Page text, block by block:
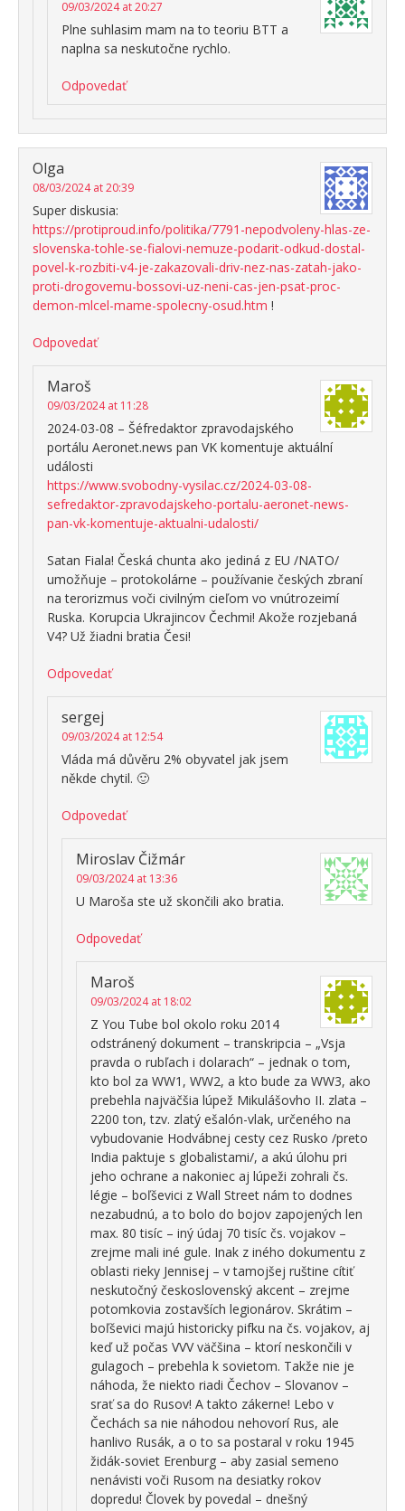
09/03/2024 at 20:27
Plne suhlasim mam na to teoriu BTT a
naplna sa neskutočne rychlo.
Odpovedať
Olga
08/03/2024 at 20:39
Super diskusia:
https://protiproud.info/politika/7791-nepodvoleny-hlas-ze-
slovenska-tohle-se-fialovi-nemuze-podarit-odkud-dostal-
povel-k-rozbiti-v4-je-zakazovali-driv-nez-nas-zatah-jako-
proti-drogovemu-bossovi-uz-neni-cas-jen-psat-proc-
demon-mlcel-mame-spolecny-osud.htm !
Odpovedať
Maroš
09/03/2024 at 11:28
2024-03-08 – Šéfredaktor zpravodajského
portálu Aeronet.news pan VK komentuje aktuální
události
https://www.svobodny-vysilac.cz/2024-03-08-
sefredaktor-zpravodajskeho-portalu-aeronet-news-
pan-vk-komentuje-aktualni-udalosti/
Satan Fiala! Česká chunta ako jediná z EU /NATO/
umožňuje – protokolárne – používanie českých zbraní
na terorizmus voči civilným cieľom vo vnútrozeimí
Ruska. Korupcia Ukrajincov Čechmi! Akože rozjebaná
V4? Už žiadni bratia Česi!
Odpovedať
sergej
09/03/2024 at 12:54
Vláda má důvěru 2% obyvatel jak jsem
někde chytil. 🙂
Odpovedať
Miroslav Čižmár
09/03/2024 at 13:36
U Maroša ste už skončili ako bratia.
Odpovedať
Maroš
09/03/2024 at 18:02
Z You Tube bol okolo roku 2014
odstránený dokument – transkripcia – „Vsja
pravda o rubľach i dolarach“ – jednak o tom,
kto bol za WW1, WW2, a kto bude za WW3, ako
prebehla najväčšia lúpež Mikulášovho II. zlata –
2200 ton, tzv. zlatý ešalón-vlak, určeného na
vybudovanie Hodvábnej cesty cez Rusko /preto
India paktuje s globalistami/, a akú úlohu pri
jeho ochrane a nakoniec aj lúpeži zohrali čs.
légie – boľševici z Wall Street nám to dodnes
nezabudnú, a to bolo do bojov zapojených len
max. 80 tisíc – iný údaj 70 tisíc čs. vojakov –
zrejme mali iné gule. Inak z iného dokumentu z
oblasti rieky Jennisej – v tamojšej ruštine cítiť
neskutočný československý akcent – zrejme
potomkovia zostavších legionárov. Skrátim –
boľševici majú historicky pifku na čs. vojakov, aj
keď už počas VVV väčšina – ktorí neskončili v
gulagoch – prebehla k sovietom. Takže nie je
náhoda, že niekto riadi Čechov – Slovanov –
srať sa do Rusov! A takto zákerne! Lebo v
Čechách sa nie náhodou nehovorí Rus, ale
hanlivo Rusák, a o to sa postaral v roku 1945
židák-soviet Erenburg – aby zasial semeno
nenávisti voči Rusom na desiatky rokov
dopredu! Človek by povedal – dnešný